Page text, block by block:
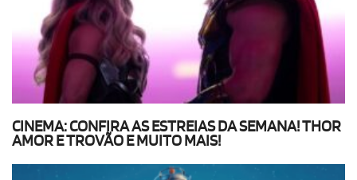
CINEMA: CONFIRA AS ESTREIAS DA SEMANA! THOR
AMOR E TROVÃO E MUITO MAIS!